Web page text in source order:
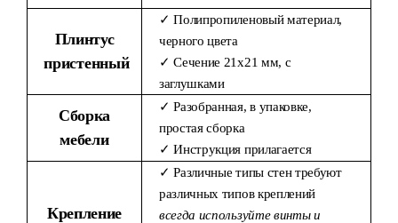
Плинтус
пристенный
✓ Полипропиленовый материал,
черного цвета
✓ Сечение 21х21 мм, с
заглушками
Сборка
мебели
✓ Разобранная, в упаковке,
простая сборка
✓ Инструкция прилагается
Крепление
✓ Различные типы стен требуют
различных типов креплений
всегда используйте винты и